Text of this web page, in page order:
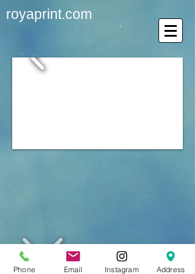
royaprint.com
40870 台中市南屯區永春東二路100巷17號
TEL / FAX :
04-24792678 070-1004-1377
Phone Email Instagram Address